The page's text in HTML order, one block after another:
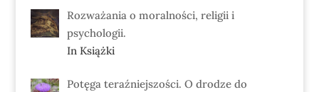
Rozważania o moralności, religii i
psychologii.
In Książki
Potęga teraźniejszości. O drodze do